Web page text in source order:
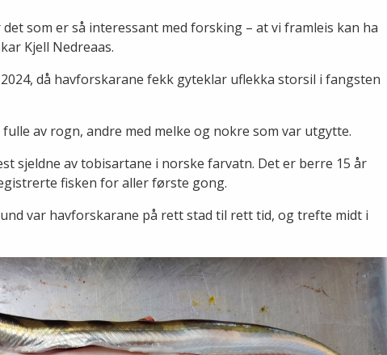
som er så interessant med forsking – at vi framleis kan ha
Kjell Nedreaas.
då havforskarane fekk gyteklar uflekka storsil i fangsten
av rogn, andre med melke og nokre som var utgytte.
sjeldne av tobisartane i norske farvatn. Det er berre 15 år
fisken for aller første gong.
var havforskarane på rett stad til rett tid, og trefte midt i